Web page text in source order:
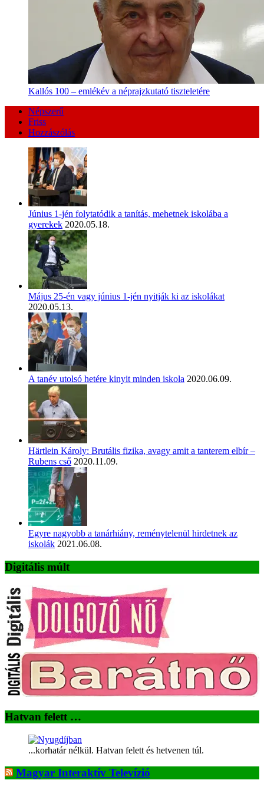
Kallós 100 – emlékév a néprajzkutató tiszteletére
Népszerű
Friss
Hozzászólás
Június 1-jén folytatódik a tanítás, mehetnek iskolába a
gyerekek 2020.05.18.
Május 25-én vagy június 1-jén nyitják ki az iskolákat
2020.05.13.
A tanév utolsó hetére kinyit minden iskola 2020.06.09.
Härtlein Károly: Brutális fizika, avagy amit a tanterem elbír –
Rubens cső 2020.11.09.
Egyre nagyobb a tanárhiány, reménytelenül hirdetnek az
iskolák 2021.06.08.
Digitális múlt
Hatvan felett …
...korhatár nélkül. Hatvan felett és hetvenen túl.
Magyar Interaktív Televízió